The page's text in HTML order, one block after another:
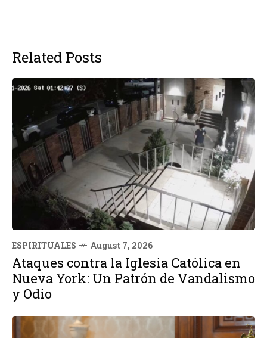
Related Posts
ESPIRITUALES August 7, 2026
Ataques contra la Iglesia Católica en
Nueva York: Un Patrón de Vandalismo
y Odio